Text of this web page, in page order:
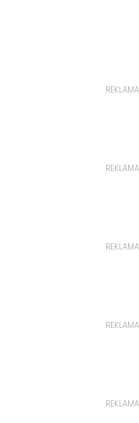
REKLAMA
REKLAMA
REKLAMA
REKLAMA
REKLAMA